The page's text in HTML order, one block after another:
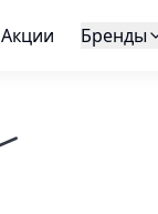
Акции Бренды